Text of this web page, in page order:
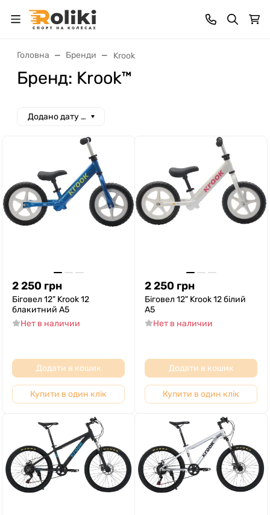
Головна Бренди Krook
Бренд: Krook™
Додано дату спад
2 250 грн
Біговел 12" Krook 12
блакитний A5
Нет в наличии
Додати в кошик
Купити в один клік
2 250 грн
Біговел 12" Krook 12 білий
A5
Нет в наличии
Додати в кошик
Купити в один клік